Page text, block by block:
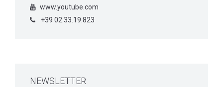
www.youtube.com
+39 02.33.19.823
NEWSLETTER